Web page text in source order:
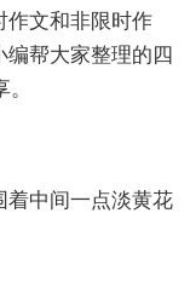
作文和非限时作
帮大家整理的四
着中间一点淡黄花